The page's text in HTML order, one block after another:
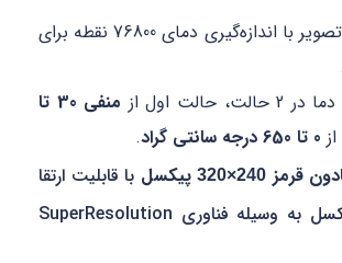
بالاترین کیفیت تصویر با اندازه‌گیری دمای 76800 نقطه برای
حالت اول از
منفی 30 تا
0 تا 650 درجه سانتی گراد
.
قرمز 240×320 پیکسل با قابلیت ارتقا
پیکسل به وسیله فناوری SuperResolution